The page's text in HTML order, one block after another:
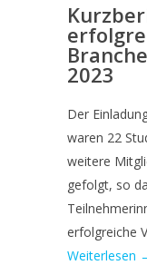
2023
Der
waren 22
weitere
gefolgt, so
erfolgreiche
Weiterlesen